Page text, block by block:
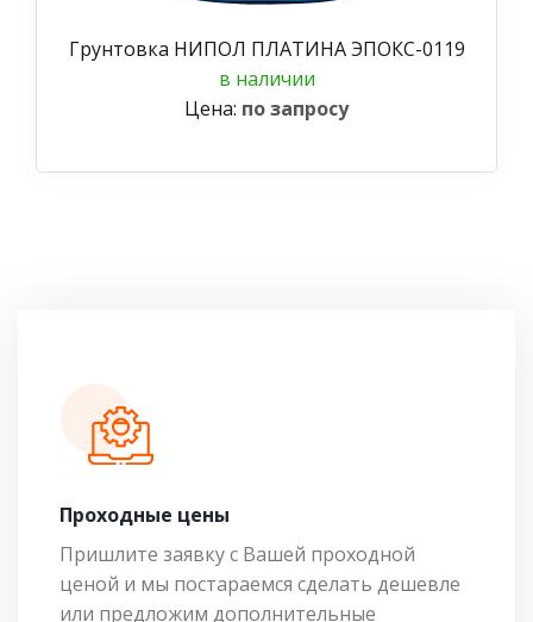
Грунтовка НИПОЛ ПЛАТИНА ЭПОКС-0119
в наличии
Цена: по запросу
Проходные цены
Пришлите заявку с Вашей проходной
ценой и мы постараемся сделать дешевле
или предложим дополнительные